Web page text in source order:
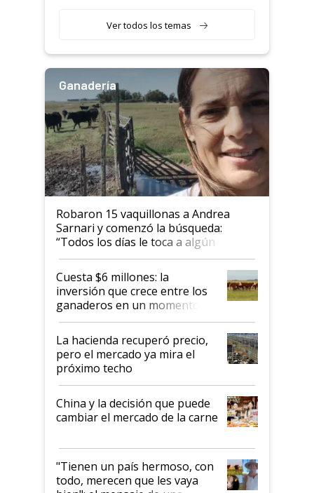
Ver todos los temas
Ganadería
Robaron 15 vaquillonas a Andrea
Sarnari y comenzó la búsqueda:
“Todos los días le toca a algún
productor”
Cuesta $6 millones: la
inversión que crece entre los
ganaderos en un momento
histórico para la actividad
La hacienda recuperó precio,
pero el mercado ya mira el
próximo techo
China y la decisión que puede
cambiar el mercado de la carne
"Tienen un país hermoso, con
todo, merecen que les vaya